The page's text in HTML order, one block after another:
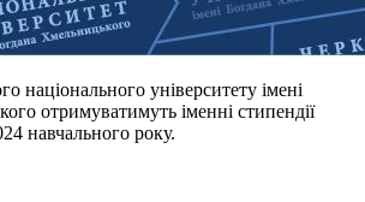
національного університету імені
отримуватимуть іменні стипендії
навчального року.